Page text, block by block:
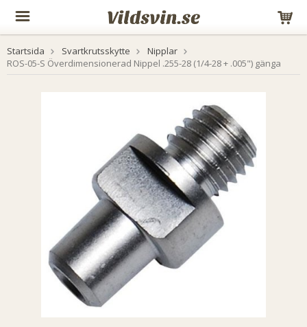
Startsida Svartkrutsskytte
Nipplar
ROS-05-S Överdimensionerad Nippel .255-28 (1/4-28 + .005") gänga